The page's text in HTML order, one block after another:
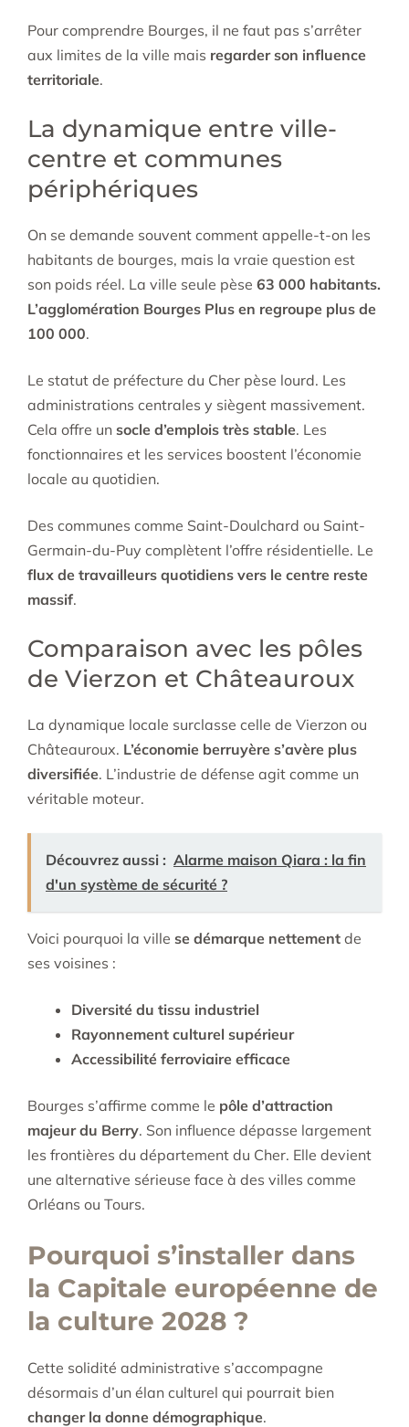
Pour comprendre Bourges, il ne faut pas s’arrêter
aux limites de la ville mais regarder son influence
territoriale.
La dynamique entre ville-
centre et communes
périphériques
On se demande souvent comment appelle-t-on les
habitants de bourges, mais la vraie question est
son poids réel. La ville seule pèse 63 000 habitants.
L’agglomération Bourges Plus en regroupe plus de
100 000.
Le statut de préfecture du Cher pèse lourd. Les
administrations centrales y siègent massivement.
Cela offre un socle d’emplois très stable. Les
fonctionnaires et les services boostent l’économie
locale au quotidien.
Des communes comme Saint-Doulchard ou Saint-
Germain-du-Puy complètent l’offre résidentielle. Le
flux de travailleurs quotidiens vers le centre reste
massif.
Comparaison avec les pôles
de Vierzon et Châteauroux
La dynamique locale surclasse celle de Vierzon ou
Châteauroux. L’économie berruyère s’avère plus
diversifiée. L’industrie de défense agit comme un
véritable moteur.
Découvrez aussi : Alarme maison Qiara : la fin
d'un système de sécurité ?
Voici pourquoi la ville se démarque nettement de
ses voisines :
Diversité du tissu industriel
Rayonnement culturel supérieur
Accessibilité ferroviaire efficace
Bourges s’affirme comme le pôle d’attraction
majeur du Berry. Son influence dépasse largement
les frontières du département du Cher. Elle devient
une alternative sérieuse face à des villes comme
Orléans ou Tours.
Pourquoi s’installer dans
la Capitale européenne de
la culture 2028 ?
Cette solidité administrative s’accompagne
désormais d’un élan culturel qui pourrait bien
changer la donne démographique.